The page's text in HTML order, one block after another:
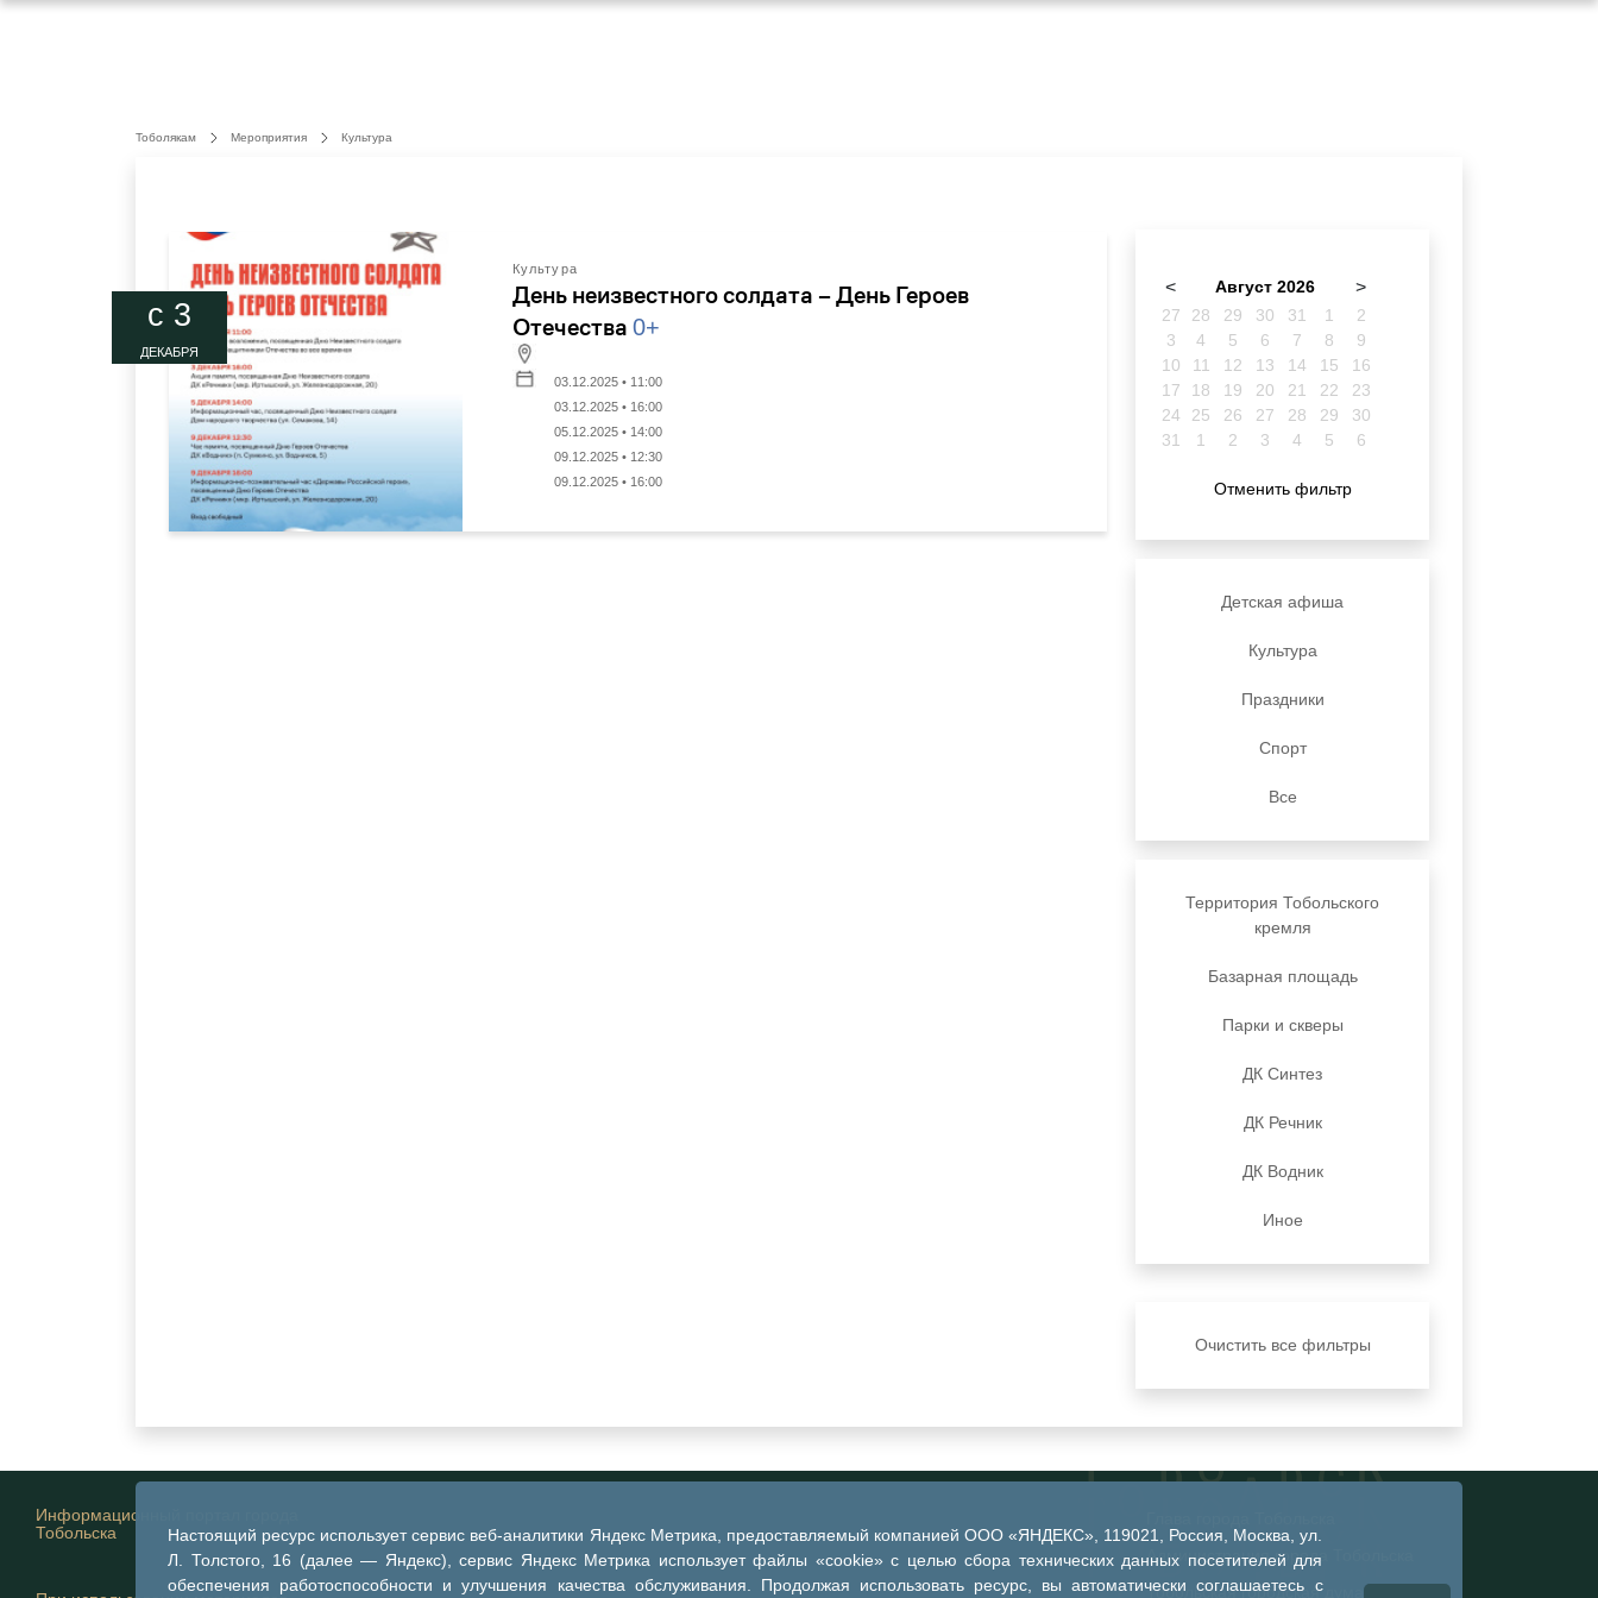
Настоящий ресурс использует сервис веб-аналитики Яндекс Метрика, предоставляемый компанией ООО «ЯНДЕКС», 119021, Россия, Москва, ул.
Л. Толстого, 16 (далее — Яндекс), сервис Яндекс Метрика использует файлы «cookie» с целью сбора технических данных посетителей для
обеспечения работоспособности и улучшения качества обслуживания. Продолжая использовать ресурс, вы автоматически соглашаетесь с
Тоболякам Мероприятия Культура
c 3
ДЕКАБРЯ
Культура
День неизвестного солдата – День Героев
Отечества 0+
03.12.2025 • 11:00
03.12.2025 • 16:00
05.12.2025 • 14:00
09.12.2025 • 12:30
09.12.2025 • 16:00
< Август 2026 >
27 28 29 30 31 1
2
3
4 5 6 7 8
9
10
11 12 13 14 15
16
17
18 19 20 21 22
23
24
25 26 27 28 29
30
31
1 2 3 4 5 6
Отменить фильтр
Детская афиша
Культура
Праздники
Спорт
Все
Территория Тобольского
кремля
Базарная площадь
Парки и скверы
ДК Синтез
ДК Речник
ДК Водник
Иное
Очистить все фильтры
Информационный портал города
Тобольска
Администрация города Тобольска
Тобольская городская дума